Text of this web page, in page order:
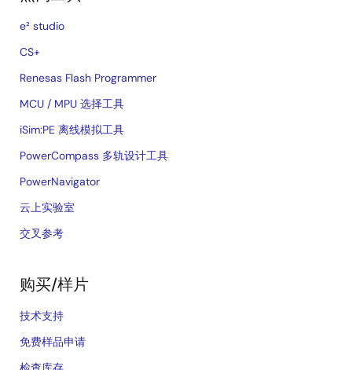
e² studio
CS+
Renesas Flash Programmer
MCU / MPU 选择工具
iSim:PE 离线模拟工具
PowerCompass 多轨设计工具
PowerNavigator
云上实验室
交叉参考
购买/样片
技术支持
免费样品申请